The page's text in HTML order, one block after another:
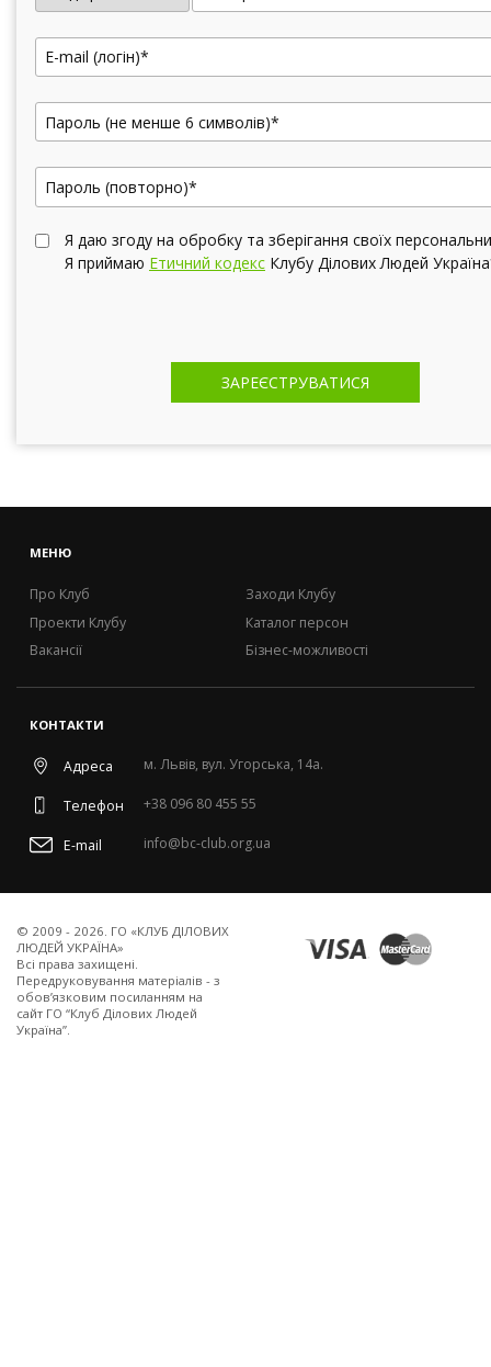
Я даю згоду на обробку та зберігання своїх
Я приймаю Етичний кодекс Клубу Ділових Людей
ЗАРЕЄСТРУВАТИСЯ
МЕНЮ
Про Клуб
Проекти Клубу
Вакансії
Заходи Клубу
Каталог персон
Бізнес-можливості
КОНТАКТИ
Адреса м. Львів, вул. Угорська, 14а.
Телефон +38 096 80 455 55
E-mail info@bc-club.org.ua
© 2009 - 2026. ГО «КЛУБ ДІЛОВИХ
ЛЮДЕЙ УКРАЇНА»
Всi права захищенi.
Передруковування матеріалів - з
обов’язковим посиланням на
сайт ГО “Клуб Ділових Людей
Україна”.